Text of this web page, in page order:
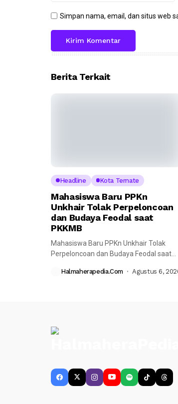
Simpan nama, email, dan situs web
Berita Terkait
Headline Kota Ternate
Mahasiswa Baru PPKn
Unkhair Tolak Perpeloncoan
dan Budaya Feodal saat
PKKMB
Mahasiswa Baru PPKn Unkhair Tolak
Perpeloncoan dan Budaya Feodal saat
Halmaherapedia.com Agustus 6,